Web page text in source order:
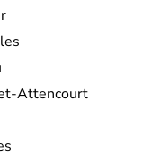
Attencourt